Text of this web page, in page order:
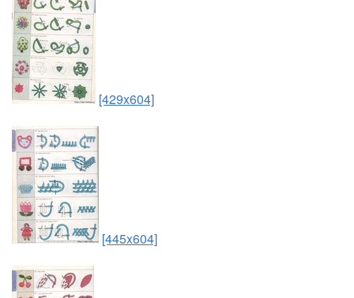
[429x604]
[445x604]